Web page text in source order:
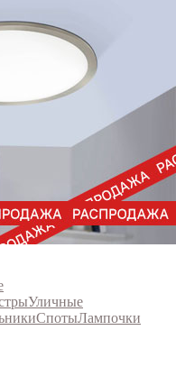
Уличные
СпотыЛампочки